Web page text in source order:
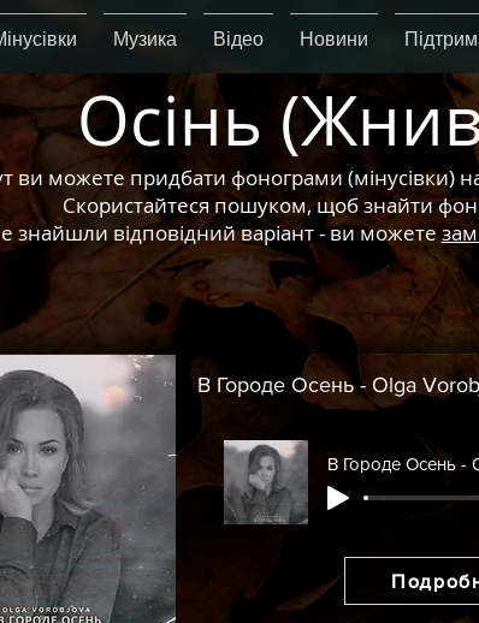
Музика Відео Новини
Осінь
ви можете придбати фонограми (мінусівки)
Скористайтеся пошуком, щоб знайти
знайшли відповідний варіант - ви можете
В Городе Осень - Olga
В Городе Осень -